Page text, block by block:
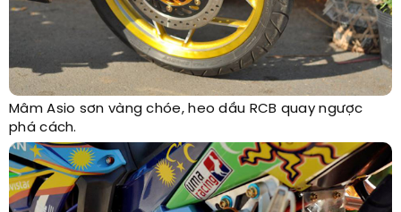
Mâm Asio sơn vàng chóe, heo dầu RCB quay ngược
phá cách.